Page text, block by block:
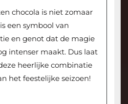
chocola is niet zomaar
een symbool van
en genot dat de magie
intenser maakt. Dus laat
heerlijke combinatie
het feestelijke seizoen!